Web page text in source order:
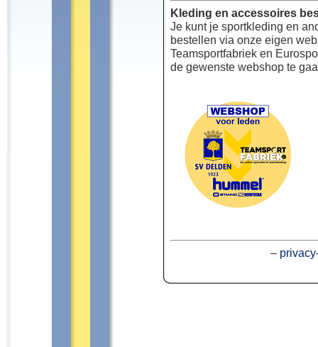
Kleding en accessoires
Je kunt je sportkleding en
bestellen via onze eigen
Teamsportfabriek en
de gewenste webshop te
–